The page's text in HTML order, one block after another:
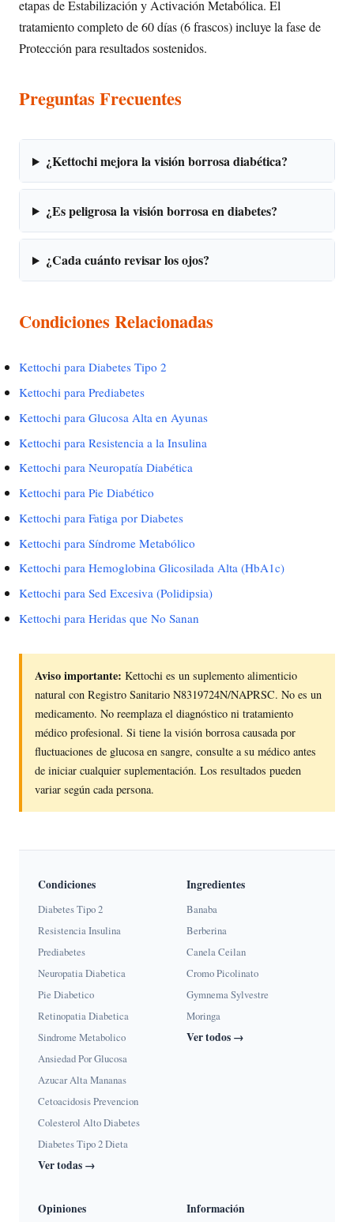
etapas de Estabilización y Activación Metabólica. El
tratamiento completo de 60 días (6 frascos) incluye la fase de
Protección para resultados sostenidos.
Preguntas Frecuentes
¿Kettochi mejora la visión borrosa diabética?
¿Es peligrosa la visión borrosa en diabetes?
¿Cada cuánto revisar los ojos?
Condiciones Relacionadas
Kettochi para Diabetes Tipo 2
Kettochi para Prediabetes
Kettochi para Glucosa Alta en Ayunas
Kettochi para Resistencia a la Insulina
Kettochi para Neuropatía Diabética
Kettochi para Pie Diabético
Kettochi para Fatiga por Diabetes
Kettochi para Síndrome Metabólico
Kettochi para Hemoglobina Glicosilada Alta (HbA1c)
Kettochi para Sed Excesiva (Polidipsia)
Kettochi para Heridas que No Sanan
Aviso importante: Kettochi es un suplemento alimenticio
natural con Registro Sanitario N8319724N/NAPRSC. No es un
medicamento. No reemplaza el diagnóstico ni tratamiento
médico profesional. Si tiene la visión borrosa causada por
fluctuaciones de glucosa en sangre, consulte a su médico antes
de iniciar cualquier suplementación. Los resultados pueden
variar según cada persona.
Condiciones
Diabetes Tipo 2
Resistencia Insulina
Prediabetes
Neuropatia Diabetica
Pie Diabetico
Retinopatia Diabetica
Sindrome Metabolico
Ansiedad Por Glucosa
Azucar Alta Mananas
Cetoacidosis Prevencion
Colesterol Alto Diabetes
Diabetes Tipo 2 Dieta
Ver todas →
Ingredientes
Banaba
Berberina
Canela Ceilan
Cromo Picolinato
Gymnema Sylvestre
Moringa
Ver todos →
Opiniones Información